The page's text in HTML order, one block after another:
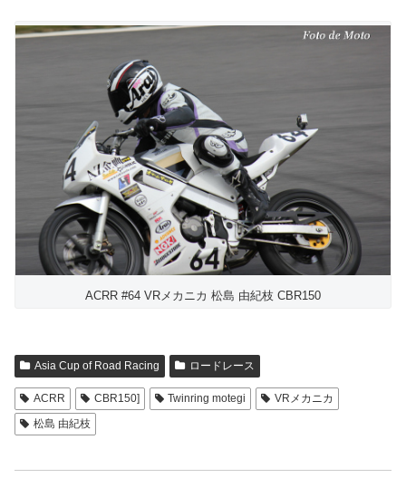
ACRR #64 VRメカニカ 松島 由紀枝 CBR150
Asia Cup of Road Racing ロードレース
ACRR CBR150] Twinring motegi
VRメカニカ
松島 由紀枝